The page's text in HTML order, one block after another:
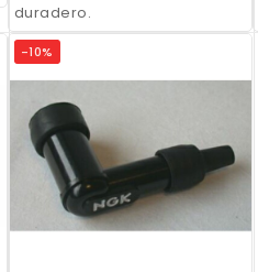
duradero.
-10%